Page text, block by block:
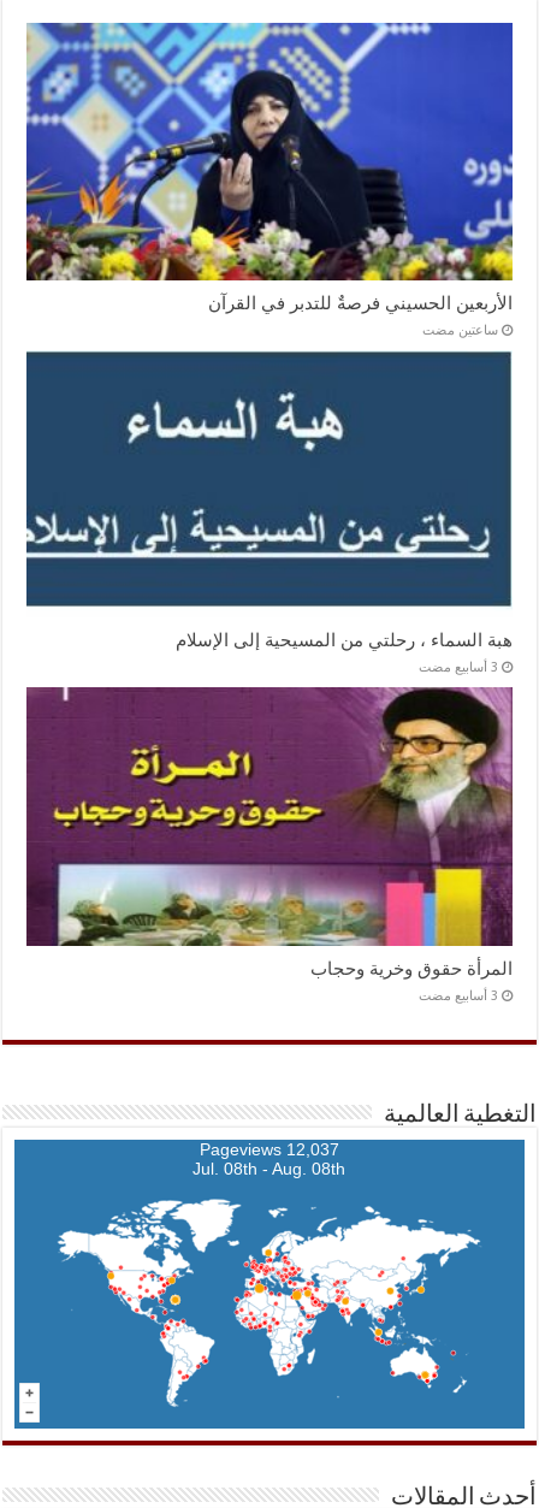
الأربعين الحسيني فرصةٌ للتدبر في القرآن
‏ساعتين مضت
هبة السماء ، رحلتي من المسيحية إلى الإسلام
المرأة حقوق وخرية وحجاب
التغطية العالمية
12,037 Pageviews
Jul. 08th - Aug. 08th
أحدث المقالات